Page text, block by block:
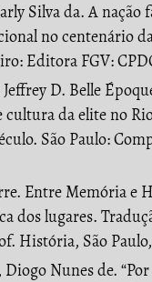
Silva da. A nação
no centenário
Editora FGV:
D. Belle
cultura da elite no
São Paulo:
Entre Memória e
dos lugares.
História, São Paulo,
Nunes de. “Por